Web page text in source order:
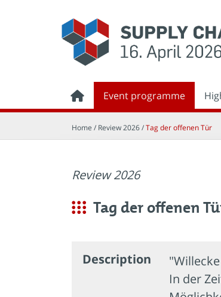
Event programme
Home / Review 2026 /Tag der offenen Tür
Review 2026
Tag der offenen
Description
In der